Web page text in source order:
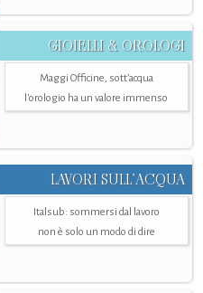
GIOIELLI & OROLOGI
Maggi Officine, sott’acqua
l'orologio ha un valore immenso
LAVORI SULL’ACQUA
Italsub: sommersi dal lavoro
non è solo un modo di dire